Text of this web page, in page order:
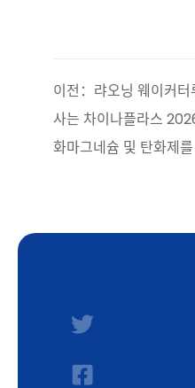
이전：랴오닝 웨이커
사는 차이나플라스
화마그네슘 및 탄화제